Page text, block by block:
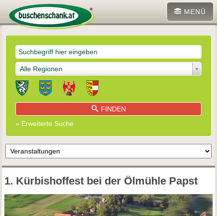
MENÜ
Alle Regionen
FINDEN
» Erweiterte Suche
1. Kürbishoffest bei der Ölmühle Papst